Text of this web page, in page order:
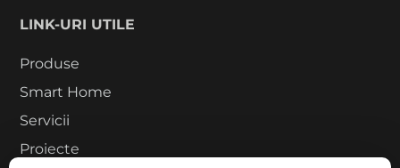
LINK-URI UTILE
Produse
Smart Home
Servicii
Proiecte